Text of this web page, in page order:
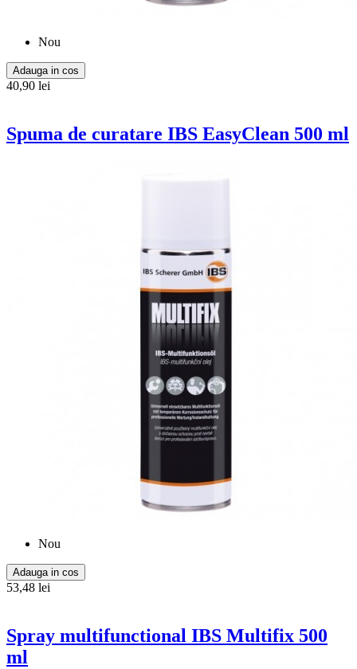
Nou
Adauga in cos
40,90 lei
Spuma de curatare IBS EasyClean 500 ml
Nou
Adauga in cos
53,48 lei
Spray multifunctional IBS Multifix 500
ml